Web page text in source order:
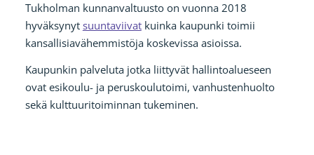
Tukholman kunnanvaltuusto on vuonna 2018
hyväksynyt suuntaviivatkuinka kaupunki toimii
kansallisiavähemmistöja koskevissa asioissa.
Kaupunkin palveluta jotka liittyvät hallintoalueseen
ovat esikoulu- ja peruskoulutoimi, vanhustenhuolto
sekä kulttuuritoiminnan tukeminen.